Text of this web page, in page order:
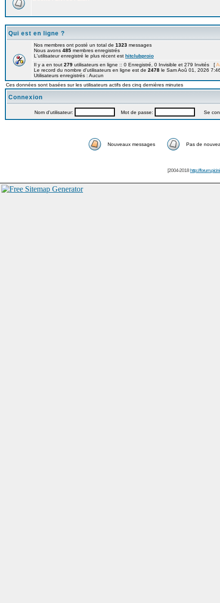
Qui est en ligne ?
Nos membres ont posté un total de 1323 messages
Nous avons 485 membres enregistrés
L'utilisateur enregistré le plus récent est hitclubproio
Il y a en tout 279 utilisateurs en ligne :: 0 Enregistré, 0 Invisible et 279 Invités [
Le record du nombre d'utilisateurs en ligne est de 2478 le Sam Aoû 01, 2026
Utilisateurs enregistrés : Aucun
Ces données sont basées sur les utilisateurs actifs des cinq dernières minutes
Connexion
Nom d'utilisateur: Mot de passe: Se
Nouveaux messages Pas de
[2004-2018http://